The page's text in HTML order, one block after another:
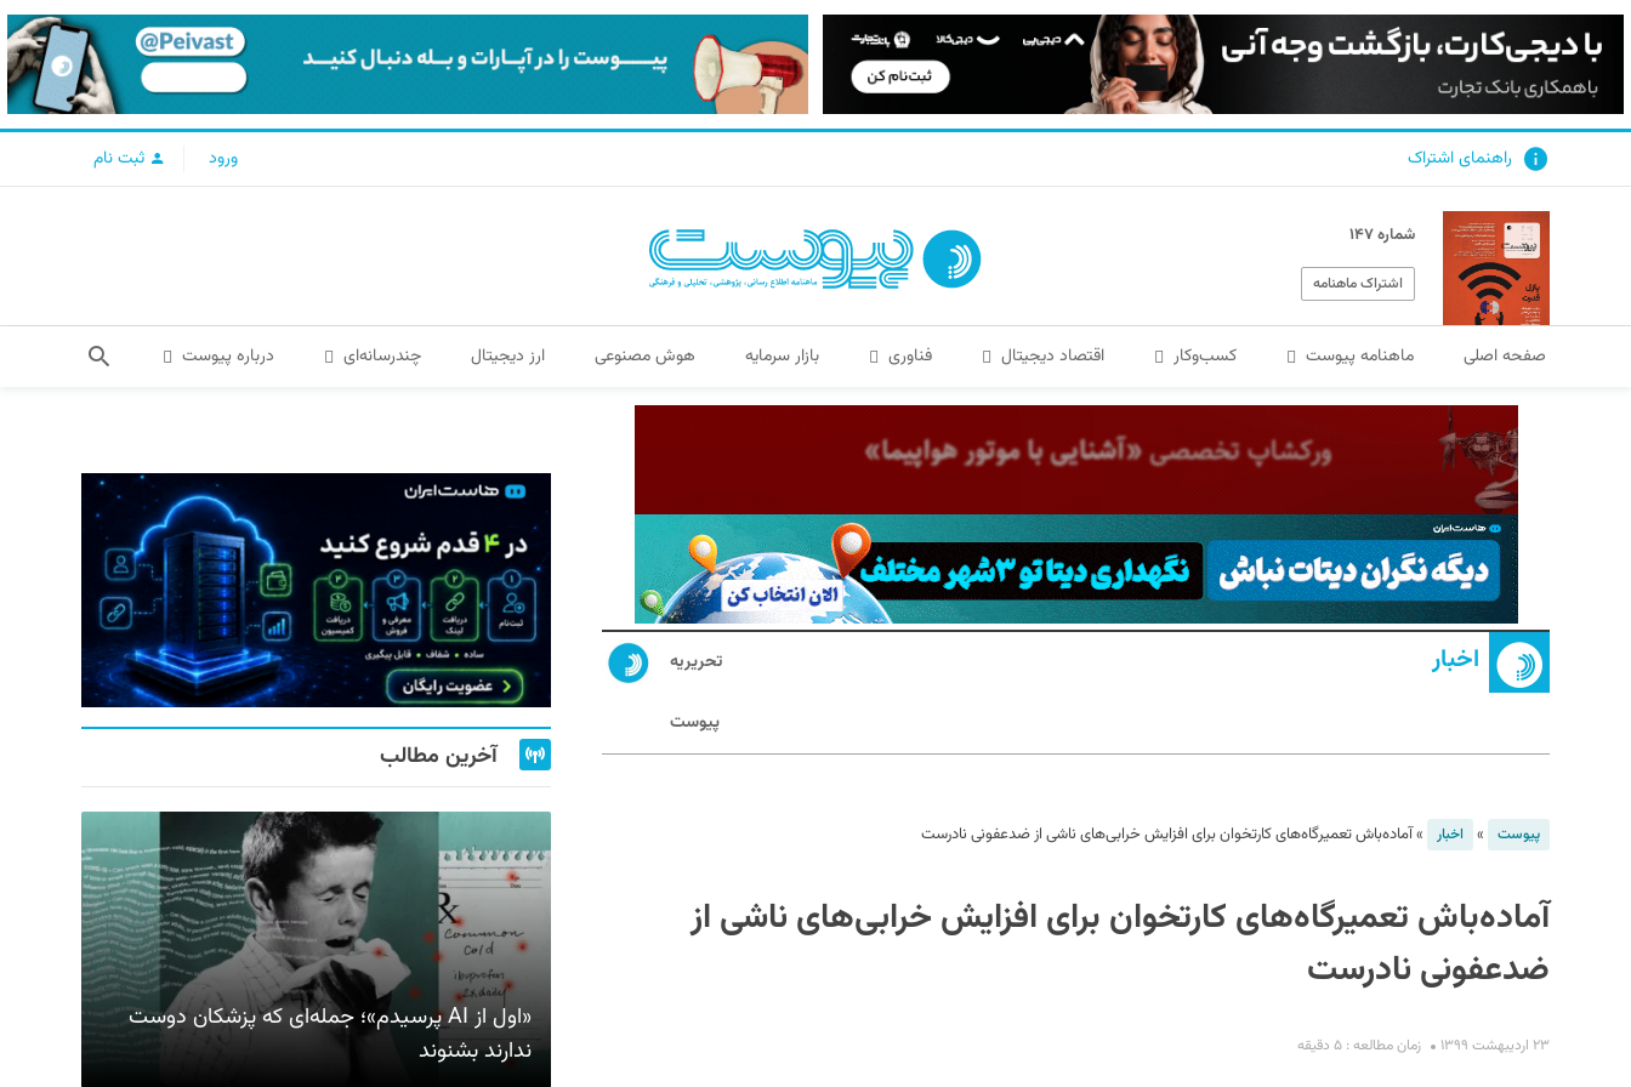
راهنمای اشتراک ورود ثبت نام
شماره ۱۴۷
اشتراک ماهنامه
صفحه اصلی ماهنامه پیوست کسب‌و‌کار اقتصاد دیجیتال فناوری بازار سرمایه هوش مصنوعی ارز دیجیتال چندرسانه‌ای درباره پیوست
اخبار تحریریه
پیوست
پیوست » اخبار »آماده‌باش تعمیرگاه‌های کارتخوان برای افزایش خرابی‌های ناشی از ضدعفونی نادرست
آماده‌باش تعمیرگاه‌های کارتخوان برای افزایش خرابی‌های ناشی از
ضدعفونی نادرست
۲۳ اردیبهشت ۱۳۹۹ زمان مطالعه : ۵ دقیقه
آخرین مطالب
«اول از AI پرسیدم»؛ جمله‌ای که پزشکان دوست
ندارند بشنوند